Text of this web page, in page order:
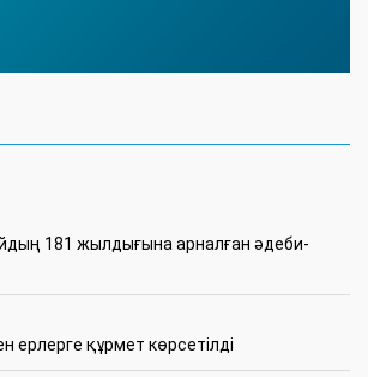
181 жылдығына арналған әдеби-
ерлерге құрмет көрсетілді